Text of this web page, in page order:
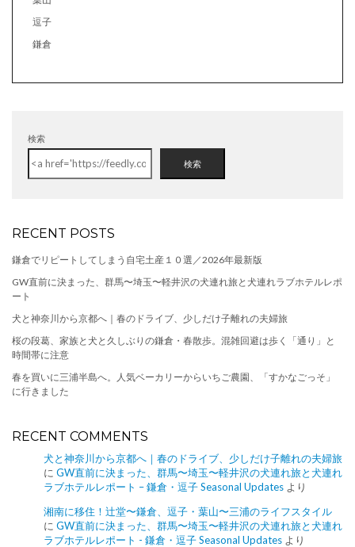
逗子
鎌倉
検索
検索
RECENT POSTS
鎌倉でリピートしてしまう自宅土産１０選／2026年最新版
GW直前に決まった、群馬〜埼玉〜軽井沢の犬連れ旅と犬連れラブホテルレポ
ート
犬と神奈川から京都へ｜春のドライブ、少しだけ子離れの夫婦旅
桜の段葛、家族と犬と久しぶりの鎌倉・春散歩。混雑回避は歩く「通り」と
時間帯に注意
春を買いに三浦半島へ。人気ベーカリーからいちご農園、「すかなごっそ」
に行きました
RECENT COMMENTS
犬と神奈川から京都へ｜春のドライブ、少しだけ子離れの夫婦旅
に GW直前に決まった、群馬〜埼玉〜軽井沢の犬連れ旅と犬連れ
ラブホテルレポート – 鎌倉・逗子 Seasonal Updates より
湘南に移住！辻堂〜鎌倉、逗子・葉山〜三浦のライフスタイル
に GW直前に決まった、群馬〜埼玉〜軽井沢の犬連れ旅と犬連れ
ラブホテルレポート - 鎌倉・逗子 Seasonal Updates より